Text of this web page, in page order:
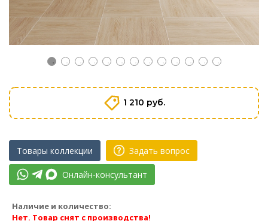
1 210 руб.
Товары коллекции Задать вопрос
Онлайн-консультант
Наличие и количество:
Нет. Товар снят с производства!